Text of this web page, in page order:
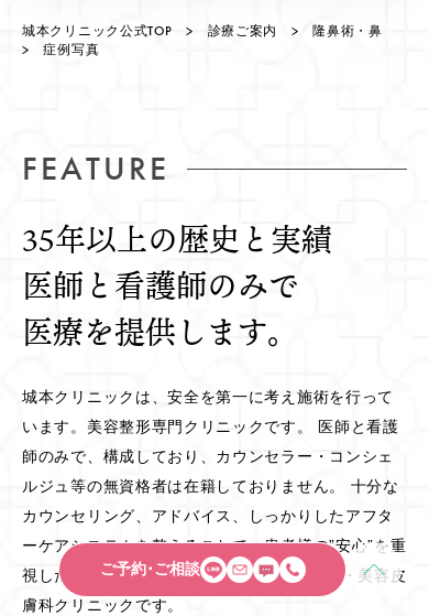
城本クリニック公式TOP > 診療ご案内 >隆鼻術・鼻
> 症例写真
FEATURE
35年以上の歴史と実績
医師と看護師のみで
医療を提供します。
城本クリニックは、安全を第一に考え施術を行って
います。美容整形専門クリニックです。 医師と看護
師のみで、構成しており、カウンセラー・コンシェ
ルジュ等の無資格者は在籍しておりません。 十分な
カウンセリング、アドバイス、しっかりしたアフタ
ーケアシステムを整えることで、患者様の”安心”を重
視した”あなたの身になって考える”美容外科・美容皮
膚科クリニックです。
ご予約･ご相談